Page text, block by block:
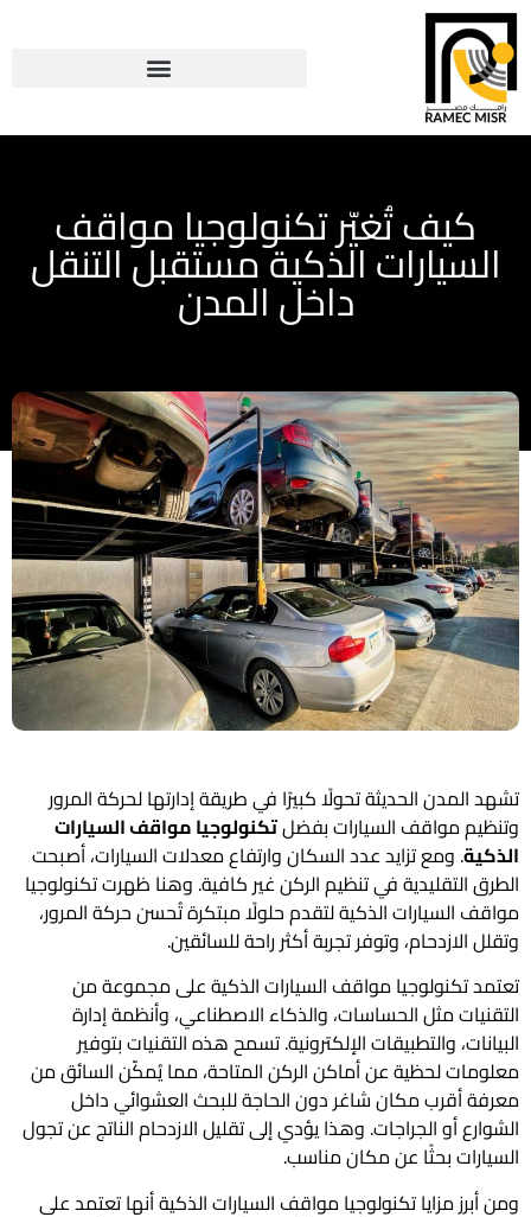
كيف تُغيّر تكنولوجيا مواقف
السيارات الذكية مستقبل التنقل
داخل المدن
تشهد المدن الحديثة تحولًا كبيرًا في طريقة إدارتها لحركة المرور
وتنظيم مواقف السيارات بفضلتكنولوجيا مواقف السيارات
الذكية. ومع تزايد عدد السكان وارتفاع معدلات السيارات، أصبحت
الطرق التقليدية في تنظيم الركن غير كافية. وهنا ظهرت تكنولوجيا
مواقف السيارات الذكية لتقدم حلولًا مبتكرة تُحسن حركة المرور،
وتقلل الازدحام، وتوفر تجربة أكثر راحة للسائقين.
تعتمد تكنولوجيا مواقف السيارات الذكية على مجموعة من
التقنيات مثل الحساسات، والذكاء الاصطناعي، وأنظمة إدارة
البيانات، والتطبيقات الإلكترونية. تسمح هذه التقنيات بتوفير
معلومات لحظية عن أماكن الركن المتاحة، مما يُمكّن السائق من
معرفة أقرب مكان شاغر دون الحاجة للبحث العشوائي داخل
الشوارع أو الجراجات. وهذا يؤدي إلى تقليل الازدحام الناتج عن تجول
السيارات بحثًا عن مكان مناسب.
ومن أبرز مزايا تكنولوجيا مواقف السيارات الذكية أنها تعتمد على